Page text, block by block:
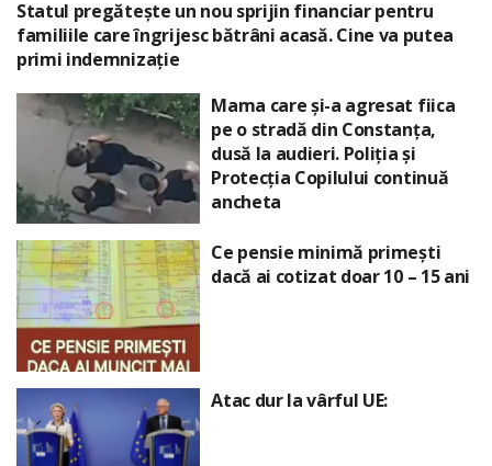
Statul pregătește un nou sprijin financiar pentru
familiile care îngrijesc bătrâni acasă. Cine va putea
primi indemnizație
Mama care și-a agresat fiica
pe o stradă din Constanța,
dusă la audieri. Poliția și
Protecția Copilului continuă
ancheta
Ce pensie minimă primești
dacă ai cotizat doar 10 – 15 ani
Atac dur la vârful UE: